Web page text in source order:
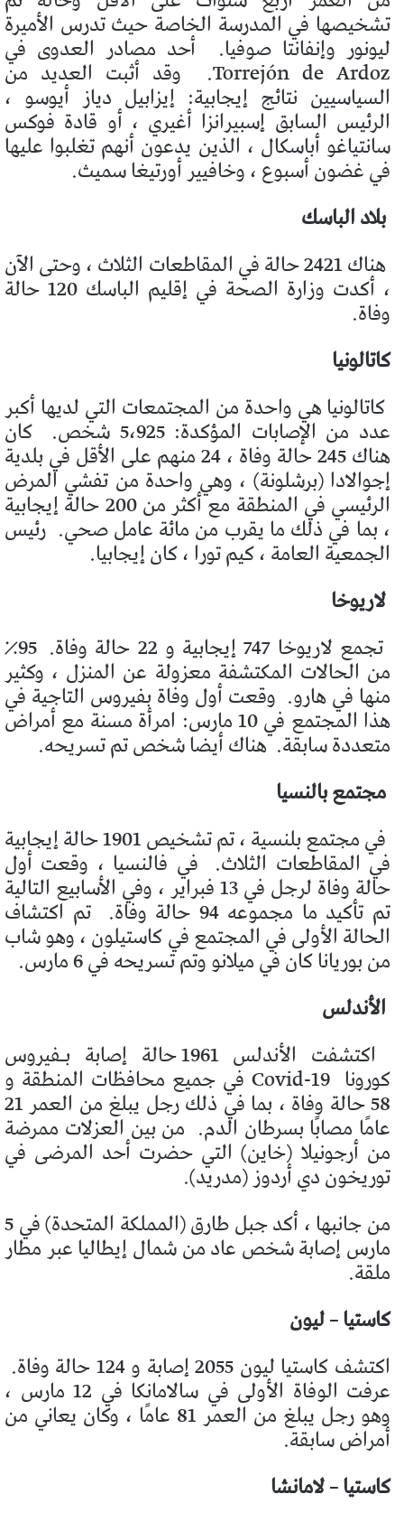
تشخيصها في المدرسة الخاصة حيث تدرس الأميرة
ليونور وإنفانتا صوفيا. أحد مصادر العدوى في
Torrejón de Ardoz. وقد أثبت العديد من
السياسيين نتائج إيجابية: إيزابيل دياز أيوسو ،
الرئيس السابق إسبيرانزا أغيري ، أو قادة فوكس
سانتياغو أباسكال ، الذين يدعون أنهم تغلبوا عليها
في غضون أسبوع ، وخافيير أورتيغا سميث.
بلاد الباسك
هناك 2421 حالة في المقاطعات الثلاث ، وحتى الآن
، أكدت وزارة الصحة في إقليم الباسك 120 حالة
وفاة.
كاتالونيا
كاتالونيا هي واحدة من المجتمعات التي لديها أكبر
عدد من الإصابات المؤكدة: 5،925 شخص. كان
هناك 245 حالة وفاة ، 24 منهم على الأقل في بلدية
إجوالادا (برشلونة) ، وهي واحدة من تفشي المرض
الرئيسي في المنطقة مع أكثر من 200 حالة إيجابية
، بما في ذلك ما يقرب من مائة عامل صحي. رئيس
الجمعية العامة ، كيم تورا ، كان إيجابيا.
لاريوخا
تجمع لاريوخا 747 إيجابية و 22 حالة وفاة.
95٪
من الحالات المكتشفة معزولة عن المنزل ، وكثير
منها في هارو. وقعت أول وفاة بفيروس التاجية في
هذا المجتمع في 10 مارس: امرأة مسنة مع أمراض
متعددة سابقة. هناك أيضا شخص تم تسريحه.
مجتمع بالنسيا
في مجتمع بلنسية ، تم تشخيص 1901 حالة إيجابية
في المقاطعات الثلاث. في فالنسيا ، وقعت أول
حالة وفاة لرجل في 13 فبراير ، وفي الأسابيع التالية
تم تأكيد ما مجموعه 94 حالة وفاة. تم اكتشاف
الحالة الأولى في المجتمع في كاستيلون ، وهو شاب
من بوريانا كان في ميلانو وتم تسريحه في 6 مارس.
الأندلس
اكتشفت الأندلس 1961 حالة إصابة بـفيروس
كورونا Covid-19 في جميع محافظات المنطقة و
58 حالة وفاة ، بما في ذلك رجل يبلغ من العمر 21
عامًا مصابًا بسرطان الدم. من بين العزلات ممرضة
من أرجونيلا (خاين) التي حضرت أحد المرضى في
توريخون دي أردوز (مدريد).
من جانبها ، أكد جبل طارق (المملكة المتحدة) في 5
مارس إصابة شخص عاد من شمال إيطاليا عبر مطار
ملقة.
كاستيا – ليون
اكتشف كاستيا ليون 2055 إصابة و 124 حالة وفاة.
عرفت الوفاة الأولى في سالامانكا في 12 مارس ،
وهو رجل يبلغ من العمر 81 عامًا ، وكان يعاني من
أمراض سابقة.
كاستيا – لامانشا